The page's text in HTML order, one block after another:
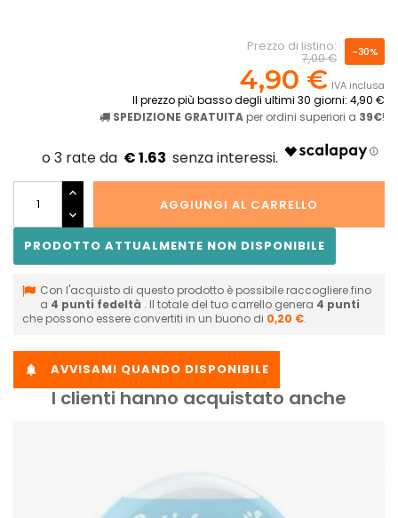
Prezzo di listino:
7,00 €
-30%
4,90 € IVA inclusa
Il prezzo più basso degli ultimi 30 giorni: 4,90 €
SPEDIZIONE GRATUITA per ordini superiori a 39€!
€ 1.63
AGGIUNGI AL CARRELLO
PRODOTTO ATTUALMENTE NON DISPONIBILE
Con l'acquisto di questo prodotto è possibile raccogliere fino
a 4 punti fedeltà . Il totale del tuo carrello genera 4 punti
che possono essere convertiti in un buono di 0,20 €.
 AVVISAMI QUANDO DISPONIBILE
I clienti hanno acquistato anche